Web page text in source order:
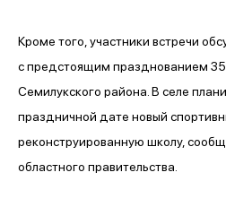
Кроме того, участники встречи
с предстоящим празднованием
Семилукского района. В селе
праздничной дате новый
реконструированную школу,
областного правительства.